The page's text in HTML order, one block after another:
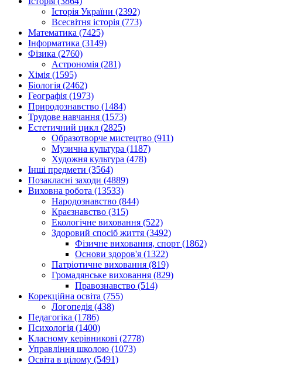
Історія України (2392)
Всесвітня історія (773)
Математика (7425)
Інформатика (3149)
Фізика (2760)
Астрономія (281)
Хімія (1595)
Біологія (2462)
Географія (1973)
Природознавство (1484)
Трудове навчання (1573)
Естетичний цикл (2825)
Образотворче мистецтво (911)
Музична культура (1187)
Художня культура (478)
Інші предмети (3564)
Позакласні заходи (4889)
Виховна робота (13533)
Народознавство (844)
Краєзнавство (315)
Екологічне виховання (522)
Здоровий спосіб життя (3492)
Фізичне виховання, спорт (1862)
Основи здоров'я (1322)
Патріотичне виховання (819)
Громадянське виховання (829)
Правознавство (514)
Корекційна освіта (755)
Логопедія (438)
Педагогіка (1786)
Психологія (1400)
Класному керівникові (2778)
Управління школою (1073)
Освіта в цілому (5491)